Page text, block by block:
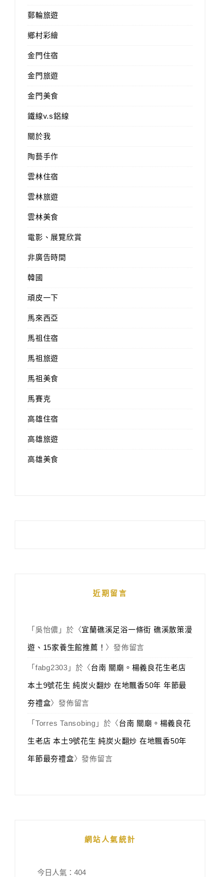
郵輪旅遊
鄉村彩繪
金門住宿
金門旅遊
金門美食
鐵線v.s鋁線
關於我
陶藝手作
雲林住宿
雲林旅遊
雲林美食
電影、展覽欣賞
非廣告時間
韓國
頑皮一下
馬來西亞
馬祖住宿
馬祖旅遊
馬祖美食
馬賽克
高雄住宿
高雄旅遊
高雄美食
近期留言
「 吳怡儂 」於〈宜蘭礁溪足浴一條街 礁溪散策漫
遊、15家養生館推薦！ 〉發佈留言
「 fabg2303 」於〈台南 關廟。楊義良花生老店
本土9號花生 純炭火翻炒 在地飄香50年 年節最
夯禮盒〉發佈留言
「 Torres Tansobing 」於〈台南 關廟。楊義良花
生老店 本土9號花生 純炭火翻炒 在地飄香50年
年節最夯禮盒〉發佈留言
網站人氣統計
今日人氣： 404